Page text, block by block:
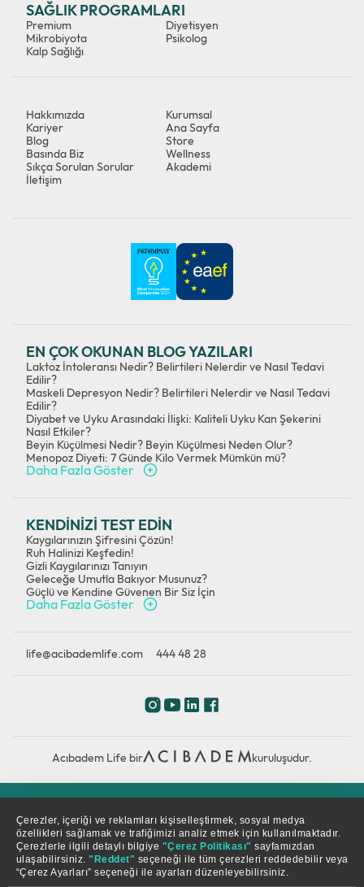
Çerezler, içeriği ve reklamları kişiselleştirmek, sosyal medya
özellikleri sağlamak ve trafiğimizi analiz etmek için kullanılmaktadır.
Çerezlerle ilgili detaylı bilgiye "Çerez Politikası" sayfamızdan
ulaşabilirsiniz. "Reddet" seçeneği ile tüm çerezleri reddedebilir veya
“Çerez Ayarları” seçeneği ile ayarları düzenleyebilirsiniz.
SAĞLIK PROGRAMLARI
Premium
Mikrobiyota
Kalp Sağlığı
Diyetisyen
Psikolog
Hakkımızda
Kurumsal
Kariyer
Ana Sayfa
Blog
Store
Basında Biz
Wellness
Sıkça Sorulan Sorular
Akademi
İletişim
EN ÇOK OKUNAN BLOG YAZILARI
Laktoz İntoleransı Nedir? Belirtileri Nelerdir ve Nasıl Tedavi
Edilir?
Maskeli Depresyon Nedir? Belirtileri Nelerdir ve Nasıl Tedavi
Edilir?
Diyabet ve Uyku Arasındaki İlişki: Kaliteli Uyku Kan Şekerini
Nasıl Etkiler?
Beyin Küçülmesi Nedir? Beyin Küçülmesi Neden Olur?
Menopoz Diyeti: 7 Günde Kilo Vermek Mümkün mü?
Daha Fazla Göster
KENDİNİZİ TEST EDİN
Kaygılarınızın Şifresini Çözün!
Ruh Halinizi Keşfedin!
Gizli Kaygılarınızı Tanıyın
Geleceğe Umutla Bakıyor Musunuz?
Güçlü ve Kendine Güvenen Bir Siz İçin
Daha Fazla Göster
Acıbadem Life bir kuruluşudur.
life@acibademlife.com 444 48 28
© Copyright 2026. Tüm hakları saklıdır.